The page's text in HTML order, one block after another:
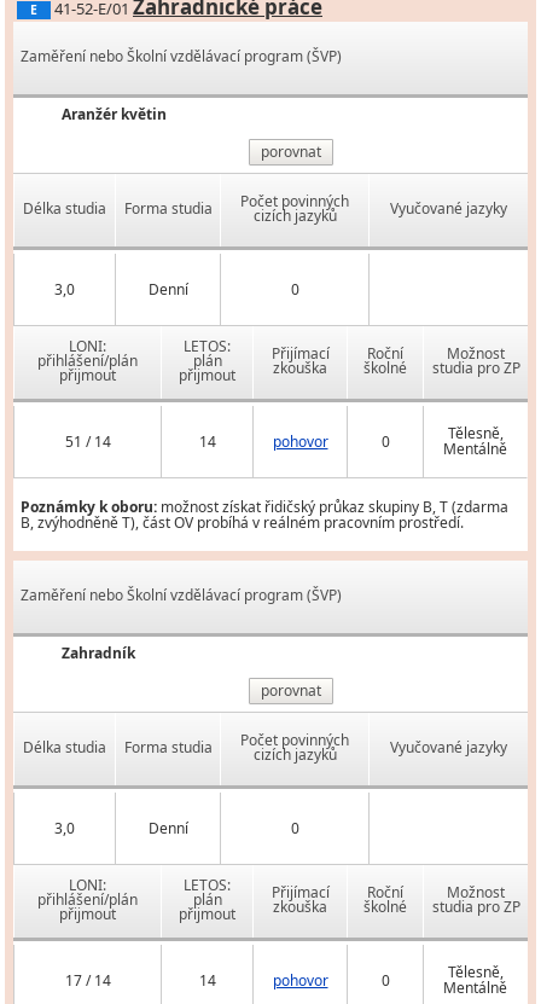
E 41-52-E/01 Zahradnické práce
Zaměření nebo Školní vzdělávací program (ŠVP)
Aranžér květin
porovnat
Délka studia Forma studia Počet povinných
cizích jazyků Vyučované jazyky
3,0 Denní 0
LONI:
přihlášení/plán
přijmout
LETOS:
plán
přijmout
Přijímací
zkouška
Roční
školné
Možnost
studia pro ZP
51 / 14 14 pohovor 0 Tělesně,
Mentálně
Poznámky k oboru: možnost získat řidičský průkaz skupiny B, T (zdarma
B, zvýhodněně T), část OV probíhá v reálném pracovním prostředí.
Zaměření nebo Školní vzdělávací program (ŠVP)
Zahradník
porovnat
Délka studia Forma studia Počet povinných
cizích jazyků Vyučované jazyky
3,0 Denní 0
LONI:
přihlášení/plán
přijmout
LETOS:
plán
přijmout
Přijímací
zkouška
Roční
školné
Možnost
studia pro ZP
17 / 14 14 pohovor 0 Tělesně,
Mentálně